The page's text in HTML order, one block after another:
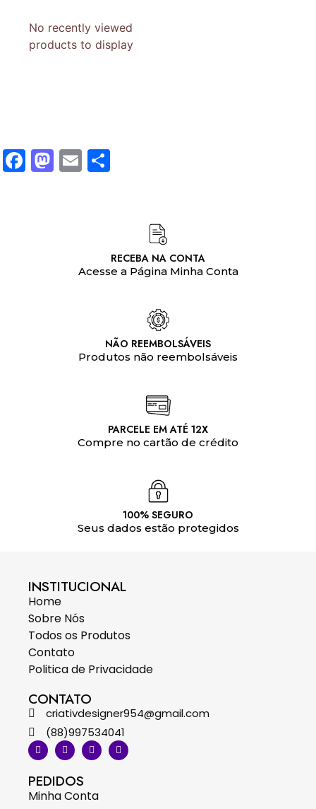
No recently viewed
products to display
Facebook
Mastodon
Email
RECEBA NA CONTA
Acesse a Página Minha Conta
NÃO REEMBOLSÁVEIS
Produtos não reembolsáveis
PARCELE EM ATÉ 12X
Compre no cartão de crédito
100% SEGURO
Seus dados estão protegidos
INSTITUCIONAL
Home
Sobre Nós
Todos os Produtos
Contato
Politica de Privacidade
CONTATO
criativdesigner954@gmail.com
(88)997534041
PEDIDOS
Minha Conta